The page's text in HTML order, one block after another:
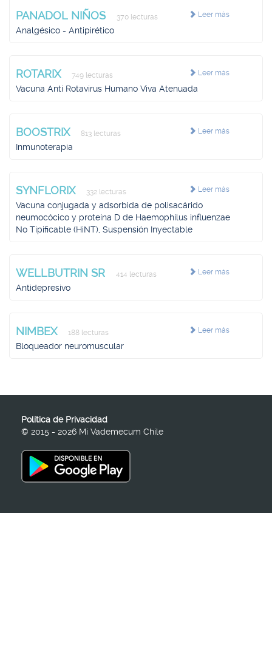
Leer más
PANADOL NIÑOS 370 lecturas
Analgésico - Antipirético
Leer más
ROTARIX 749 lecturas
Vacuna Anti Rotavirus Humano Viva Atenuada
Leer más
BOOSTRIX 813 lecturas
Inmunoterapia
Leer más
SYNFLORIX 332 lecturas
Vacuna conjugada y adsorbida de polisacárido
neumocócico y proteína D de Haemophilus influenzae
No Tipificable (HiNT), Suspensión Inyectable
Leer más
WELLBUTRIN SR 414 lecturas
Antidepresivo
Leer más
NIMBEX 188 lecturas
Bloqueador neuromuscular
Política de Privacidad
© 2015 - 2026 Mi Vademecum Chile